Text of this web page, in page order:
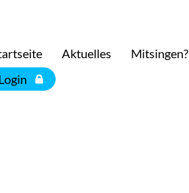
Aktuelles Mitsingen?